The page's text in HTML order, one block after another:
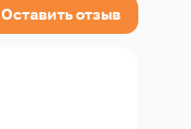
Оставить отзыв